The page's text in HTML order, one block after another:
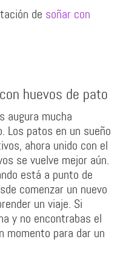
de soñar con
huevos de pato
augura mucha
Los patos en un sueño
ahora unido con el
se vuelve mejor aún.
está a punto de
comenzar un nuevo
un viaje. Si
y no encontrabas el
momento para dar un